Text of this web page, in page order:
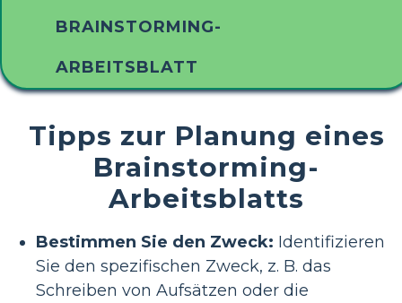
BRAINSTORMING-
ARBEITSBLATT
Tipps zur Planung eines
Brainstorming-
Arbeitsblatts
Bestimmen Sie den Zweck: Identifizieren
Sie den spezifischen Zweck, z. B. das
Schreiben von Aufsätzen oder die